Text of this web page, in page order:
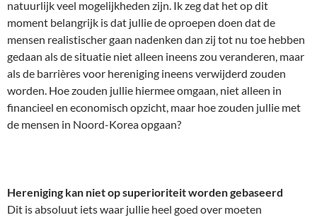
natuurlijk veel mogelijkheden zijn. Ik zeg dat het op dit
moment belangrijk is dat jullie de oproepen doen dat de
mensen realistischer gaan nadenken dan zij tot nu toe hebben
gedaan als de situatie niet alleen ineens zou veranderen, maar
als de barrières voor hereniging ineens verwijderd zouden
worden. Hoe zouden jullie hiermee omgaan, niet alleen in
financieel en economisch opzicht, maar hoe zouden jullie met
de mensen in Noord-Korea opgaan?
Hereniging kan niet op superioriteit worden gebaseerd
Dit is absoluut iets waar jullie heel goed over moeten